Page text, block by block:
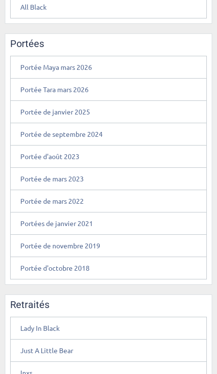
All Black
Portées
Portée Maya mars 2026
Portée Tara mars 2026
Portée de janvier 2025
Portée de septembre 2024
Portée d'août 2023
Portée de mars 2023
Portée de mars 2022
Portées de janvier 2021
Portée de novembre 2019
Portée d'octobre 2018
Retraités
Lady In Black
Just A Little Bear